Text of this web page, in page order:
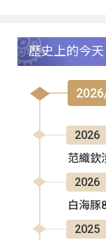
歷史上的今天
2026
范織欽
2026
白海豚
2025